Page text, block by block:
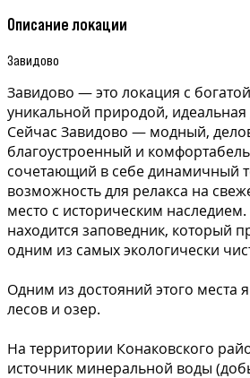
Описание локации
Завидово
Завидово — это локация с
уникальной природой,
Сейчас Завидово — модный,
благоустроенный и
сочетающий в себе динамичный
возможность для релакса на
место с историческим
находится заповедник, который
одним из самых экологически
Одним из достояний этого места
лесов и озер.
На территории Конаковского
источник минеральной воды